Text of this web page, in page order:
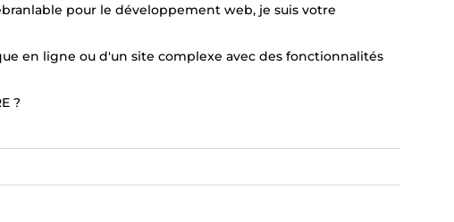
pour le développement web, je suis votre
en ligne ou d'un site complexe avec des fonctionnalités
?
et répond aux besoins uniques de vos utilisateurs. La